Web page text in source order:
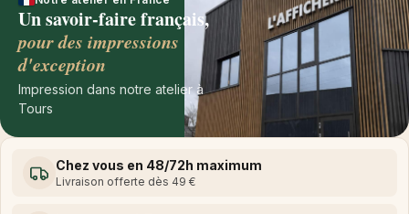
Un savoir-faire français,
pour des impressions
d'exception
Impression dans notre atelier à
Tours
Chez vous en 48/72h maximum
Livraison offerte dès 49 €